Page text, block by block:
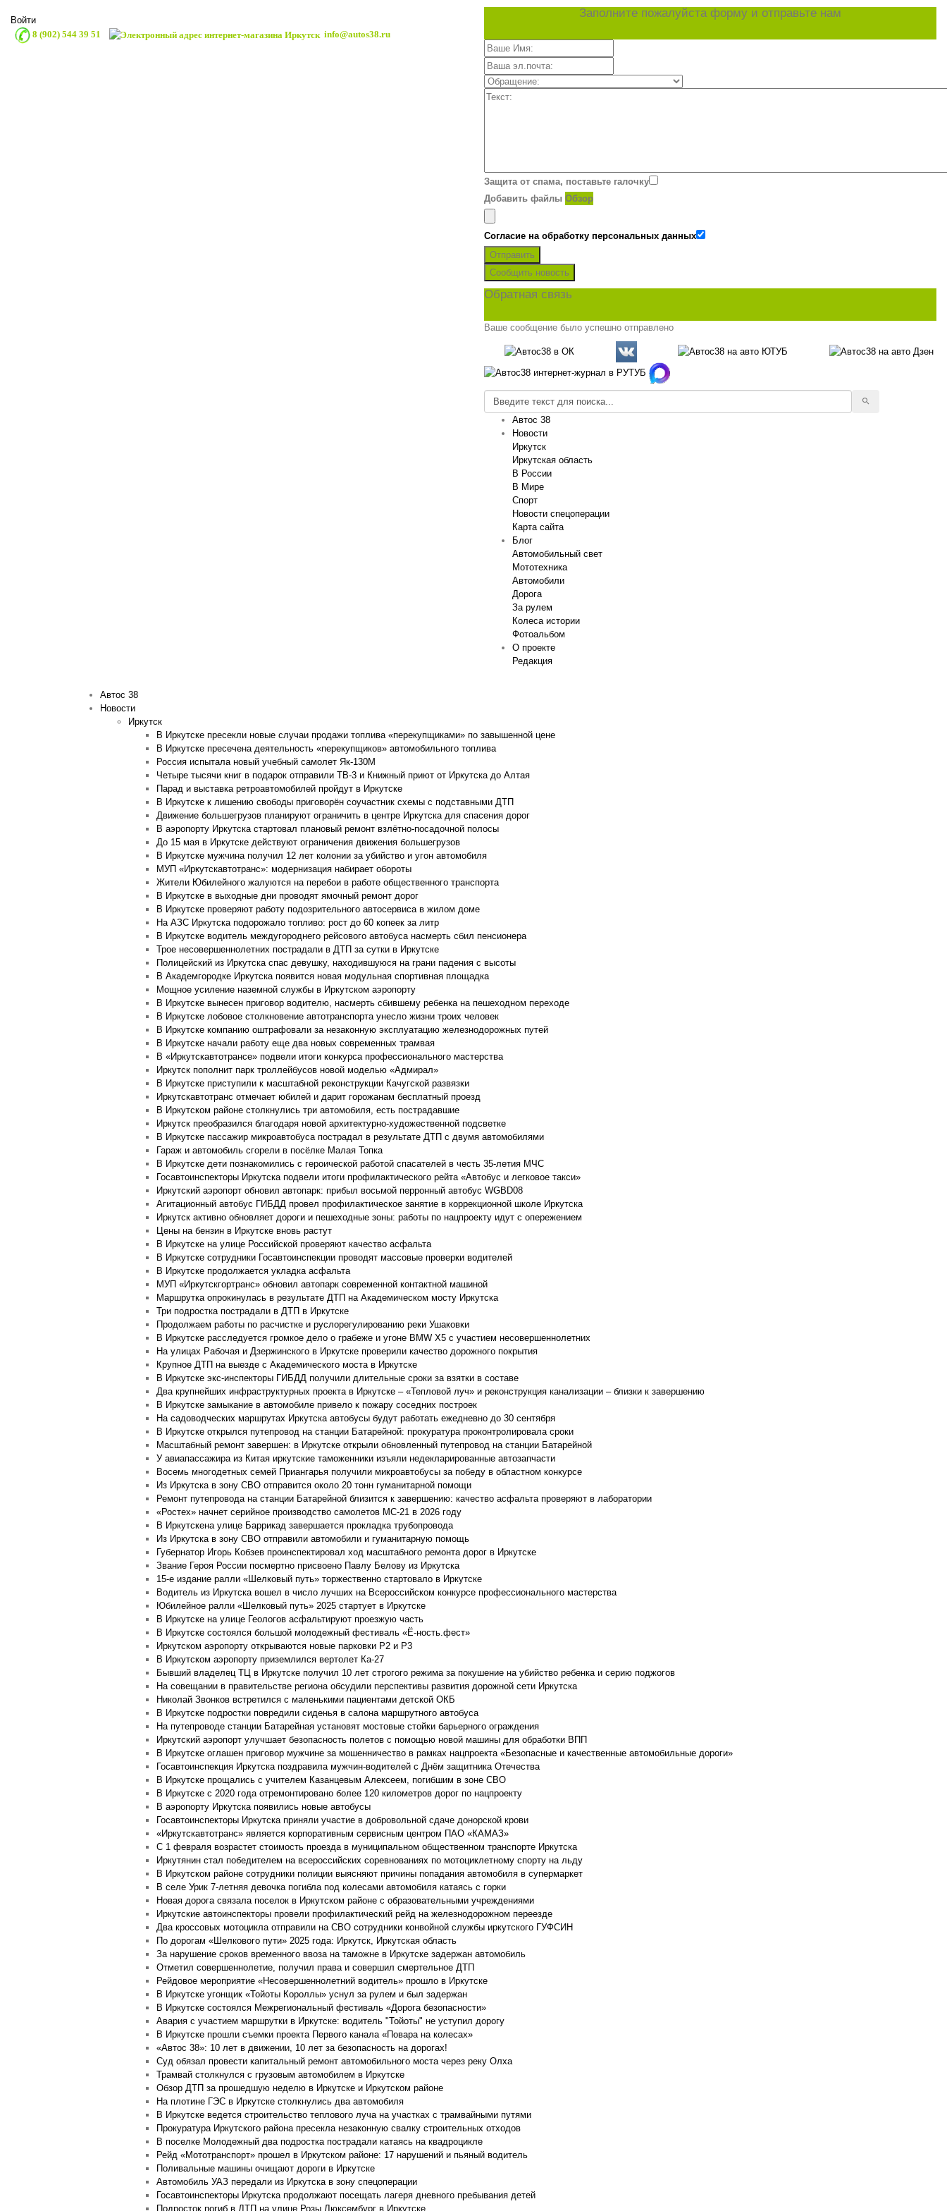
Войти
8 (902) 544 39 51
info@autos38.ru
Заполните пожалуйста форму и отправьте нам
Защита от спама, поставьте галочку
Добавить файлы Обзор
Согласие на обработку персональных данных
Отправить
Сообщить новость
Обратная связь
Ваше сообщение было успешно отправлено
Автос 38
Новости
Иркутск
Иркутская область
В России
В Мире
Спорт
Новости спецоперации
Карта сайта
Блог
Автомобильный свет
Мототехника
Автомобили
Дорога
За рулем
Колеса истории
Фотоальбом
О проекте
Редакция
Автос 38
Новости
Иркутск
В Иркутске пресекли новые случаи продажи топлива «перекупщиками» по завышенной цене
В Иркутске пресечена деятельность «перекупщиков» автомобильного топлива
Россия испытала новый учебный самолет Як-130М
Четыре тысячи книг в подарок отправили ТВ-3 и Книжный приют от Иркутска до Алтая
Парад и выставка ретроавтомобилей пройдут в Иркутске
В Иркутске к лишению свободы приговорён соучастник схемы с подставными ДТП
Движение большегрузов планируют ограничить в центре Иркутска для спасения дорог
В аэропорту Иркутска стартовал плановый ремонт взлётно-посадочной полосы
До 15 мая в Иркутске действуют ограничения движения большегрузов
В Иркутске мужчина получил 12 лет колонии за убийство и угон автомобиля
МУП «Иркутскавтотранс»: модернизация набирает обороты
Жители Юбилейного жалуются на перебои в работе общественного транспорта
В Иркутске в выходные дни проводят ямочный ремонт дорог
В Иркутске проверяют работу подозрительного автосервиса в жилом доме
На АЗС Иркутска подорожало топливо: рост до 60 копеек за литр
В Иркутске водитель междугороднего рейсового автобуса насмерть сбил пенсионера
Трое несовершеннолетних пострадали в ДТП за сутки в Иркутске
Полицейский из Иркутска спас девушку, находившуюся на грани падения с высоты
В Академгородке Иркутска появится новая модульная спортивная площадка
Мощное усиление наземной службы в Иркутском аэропорту
В Иркутске вынесен приговор водителю, насмерть сбившему ребенка на пешеходном переходе
В Иркутске лобовое столкновение автотранспорта унесло жизни троих человек
В Иркутске компанию оштрафовали за незаконную эксплуатацию железнодорожных путей
В Иркутске начали работу еще два новых современных трамвая
В «Иркутскавтотрансе» подвели итоги конкурса профессионального мастерства
Иркутск пополнит парк троллейбусов новой моделью «Адмирал»
В Иркутске приступили к масштабной реконструкции Качугской развязки
Иркутскавтотранс отмечает юбилей и дарит горожанам бесплатный проезд
В Иркутском районе столкнулись три автомобиля, есть пострадавшие
Иркутск преобразился благодаря новой архитектурно-художественной подсветке
В Иркутске пассажир микроавтобуса пострадал в результате ДТП с двумя автомобилями
Гараж и автомобиль сгорели в посёлке Малая Топка
В Иркутске дети познакомились с героической работой спасателей в честь 35-летия МЧС
Госавтоинспекторы Иркутска подвели итоги профилактического рейта «Автобус и легковое такси»
Иркутский аэропорт обновил автопарк: прибыл восьмой перронный автобус WGBD08
Агитационный автобус ГИБДД провел профилактическое занятие в коррекционной школе Иркутска
Иркутск активно обновляет дороги и пешеходные зоны: работы по нацпроекту идут с опережением
Цены на бензин в Иркутске вновь растут
В Иркутске на улице Российской проверяют качество асфальта
В Иркутске сотрудники Госавтоинспекции проводят массовые проверки водителей
В Иркутске продолжается укладка асфальта
МУП «Иркутскгортранс» обновил автопарк современной контактной машиной
Маршрутка опрокинулась в результате ДТП на Академическом мосту Иркутска
Три подростка пострадали в ДТП в Иркутске
Продолжаем работы по расчистке и руслорегулированию реки Ушаковки
В Иркутске расследуется громкое дело о грабеже и угоне BMW X5 с участием несовершеннолетних
На улицах Рабочая и Дзержинского в Иркутске проверили качество дорожного покрытия
Крупное ДТП на выезде с Академического моста в Иркутске
В Иркутске экс-инспекторы ГИБДД получили длительные сроки за взятки в составе
Два крупнейших инфраструктурных проекта в Иркутске – «Тепловой луч» и реконструкция канализации – близки к завершению
В Иркутске замыкание в автомобиле привело к пожару соседних построек
На садоводческих маршрутах Иркутска автобусы будут работать ежедневно до 30 сентября
В Иркутске открылся путепровод на станции Батарейной: прокуратура проконтролировала сроки
Масштабный ремонт завершен: в Иркутске открыли обновленный путепровод на станции Батарейной
У авиапассажира из Китая иркутские таможенники изъяли недекларированные автозапчасти
Восемь многодетных семей Приангарья получили микроавтобусы за победу в областном конкурсе
Из Иркутска в зону СВО отправится около 20 тонн гуманитарной помощи
Ремонт путепровода на станции Батарейной близится к завершению: качество асфальта проверяют в лаборатории
«Ростех» начнет серийное производство самолетов МС-21 в 2026 году
В Иркутскена улице Баррикад завершается прокладка трубопровода
Из Иркутска в зону СВО отправили автомобили и гуманитарную помощь
Губернатор Игорь Кобзев проинспектировал ход масштабного ремонта дорог в Иркутске
Звание Героя России посмертно присвоено Павлу Белову из Иркутска
15-е издание ралли «Шелковый путь» торжественно стартовало в Иркутске
Водитель из Иркутска вошел в число лучших на Всероссийском конкурсе профессионального мастерства
Юбилейное ралли «Шелковый путь» 2025 стартует в Иркутске
В Иркутске на улице Геологов асфальтируют проезжую часть
В Иркутске состоялся большой молодежный фестиваль «Ё-ность.фест»
Иркутском аэропорту открываются новые парковки P2 и P3
В Иркутском аэропорту приземлился вертолет Ка-27
Бывший владелец ТЦ в Иркутске получил 10 лет строгого режима за покушение на убийство ребенка и серию поджогов
На совещании в правительстве региона обсудили перспективы развития дорожной сети Иркутска
Николай Звонков встретился с маленькими пациентами детской ОКБ
В Иркутске подростки повредили сиденья в салона маршрутного автобуса
На путепроводе станции Батарейная установят мостовые стойки барьерного ограждения
Иркутский аэропорт улучшает безопасность полетов с помощью новой машины для обработки ВПП
В Иркутске оглашен приговор мужчине за мошенничество в рамках нацпроекта «Безопасные и качественные автомобильные дороги»
Госавтоинспекция Иркутска поздравила мужчин-водителей с Днём защитника Отечества
В Иркутске прощались с учителем Казанцевым Алексеем, погибшим в зоне СВО
В Иркутске с 2020 года отремонтировано более 120 километров дорог по нацпроекту
В аэропорту Иркутска появились новые автобусы
Госавтоинспекторы Иркутска приняли участие в добровольной сдаче донорской крови
«Иркутскавтотранс» является корпоративным сервисным центром ПАО «КАМАЗ»
С 1 февраля возрастет стоимость проезда в муниципальном общественном транспорте Иркутска
Иркутянин стал победителем на всероссийских соревнованиях по мотоциклетному спорту на льду
В Иркутском районе сотрудники полиции выясняют причины попадания автомобиля в супермаркет
В селе Урик 7-летняя девочка погибла под колесами автомобиля катаясь с горки
Новая дорога связала поселок в Иркутском районе с образовательными учреждениями
Иркутские автоинспекторы провели профилактический рейд на железнодорожном переезде
Два кроссовых мотоцикла отправили на СВО сотрудники конвойной службы иркутского ГУФСИН
По дорогам «Шелкового пути» 2025 года: Иркутск, Иркутская область
За нарушение сроков временного ввоза на таможне в Иркутске задержан автомобиль
Отметил совершеннолетие, получил права и совершил смертельное ДТП
Рейдовое мероприятие «Несовершеннолетний водитель» прошло в Иркутске
В Иркутске угонщик «Тойоты Короллы» уснул за рулем и был задержан
В Иркутске состоялся Межрегиональный фестиваль «Дорога безопасности»
Авария с участием маршрутки в Иркутске: водитель "Тойоты" не уступил дорогу
В Иркутске прошли съемки проекта Первого канала «Повара на колесах»
«Автос 38»: 10 лет в движении, 10 лет за безопасность на дорогах!
Суд обязал провести капитальный ремонт автомобильного моста через реку Олха
Трамвай столкнулся с грузовым автомобилем в Иркутске
Обзор ДТП за прошедшую неделю в Иркутске и Иркутском районе
На плотине ГЭС в Иркутске столкнулись два автомобиля
В Иркутске ведется строительство теплового луча на участках с трамвайными путями
Прокуратура Иркутского района пресекла незаконную свалку строительных отходов
В поселке Молодежный два подростка пострадали катаясь на квадроцикле
Рейд «Мототранспорт» прошел в Иркутском районе: 17 нарушений и пьяный водитель
Поливальные машины очищают дороги в Иркутске
Автомобиль УАЗ передали из Иркутска в зону спецоперации
Госавтоинспекторы Иркутска продолжают посещать лагеря дневного пребывания детей
Подросток погиб в ДТП на улице Розы Люксембург в Иркутске